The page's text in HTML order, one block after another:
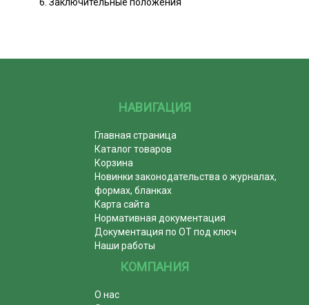
НАВИГАЦИЯ
Главная страница
Каталог товаров
Корзина
Новинки законодательства о журналах,
формах, бланках
Карта сайта
Нормативная документация
Документация по ОТ под ключ
Наши работы
КОМПАНИЯ
О нас